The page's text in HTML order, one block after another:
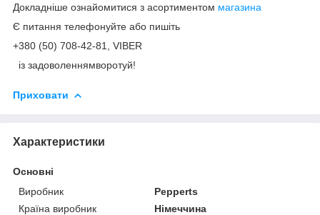
Докладніше ознайомитися з асортиментом магазина
Є питання телефонуйте або пишіть
+380 (50) 708-42-81, VIBER
із задоволеннямворотуй!
Приховати
Характеристики
Основні
Виробник
Pepperts
Країна виробник
Німеччина